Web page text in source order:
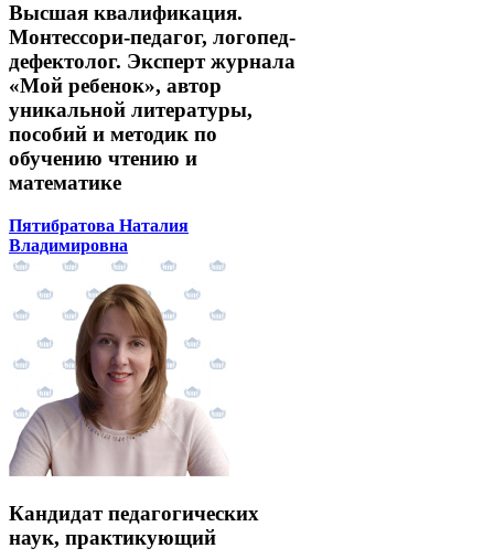
Высшая квалификация.
Монтессори-педагог, логопед-
дефектолог. Эксперт журнала
«Мой ребенок», автор
уникальной литературы,
пособий и методик по
обучению чтению и
математике
Пятибратова Наталия
Владимировна
Кандидат педагогических
наук, практикующий